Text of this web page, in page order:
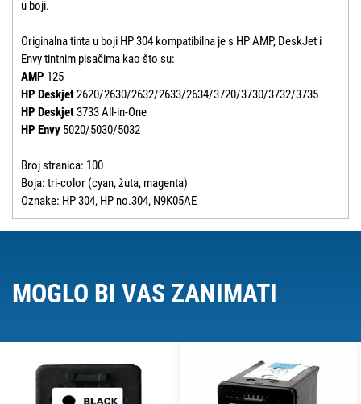
u boji.
Originalna tinta u boji HP 304 kompatibilna je s HP AMP, DeskJet i
Envy tintnim pisačima kao što su:
AMP 125
HP Deskjet2620/2630/2632/2633/2634/3720/3730/3732/3735
HP Deskjet3733 All-in-One
HP Envy 5020/5030/5032
Broj stranica: 100
Boja: tri-color (cyan, žuta, magenta)
Oznake: HP 304, HP no.304, N9K05AE
MOGLO BI VAS ZANIMATI